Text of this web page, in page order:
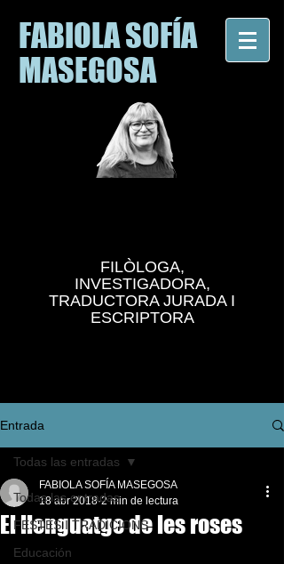
FABIOLA SOFÍA
MASEGOSA
FILÒLOGA,
INVESTIGADORA,
TRADUCTORA JURADA I
ESCRIPTORA
Entrada
Todas las entradas
FESTES I TRADICIONS
Educación
Todas las entradas
El llenguatge de les roses
FABIOLA SOFÍA MASEGOSA
18 abr 2018 2 min de lectura